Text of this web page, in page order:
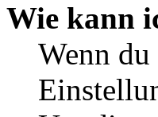
Wie kann
Wenn